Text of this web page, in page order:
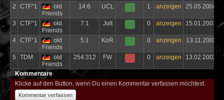
2 CTF°1
old
Friends
14:6 UCL 1 anzeigen 25.05.2004
3 CTF°1
old
Friends
7:1 Jolt 0 anzeigen 15.01.2003
4 CTF°1
old
Friends
5:1 KoR 0 anzeigen 13.11.2002
5 TDM
old
Friends
254:312 FW 0 anzeigen 13.02.2002
Kommentare
Klicke auf den Button, wenn Du einen Kommentar verfassen möchtest.
Kommentar verfassen